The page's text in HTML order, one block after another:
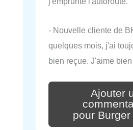
- Nouvelle cliente de
quelques mois, j'ai
bien reçue. J'aime
Ajouter
pour Burger